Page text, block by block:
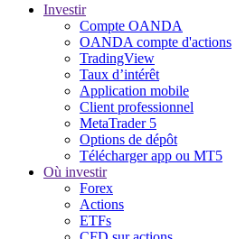
Investir
Compte OANDA
OANDA compte d'actions
TradingView
Taux d’intérêt
Application mobile
Client professionnel
MetaTrader 5
Options de dépôt
Télécharger app ou MT5
Où investir
Forex
Actions
ETFs